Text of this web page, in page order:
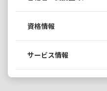
資格情報
サービス情報